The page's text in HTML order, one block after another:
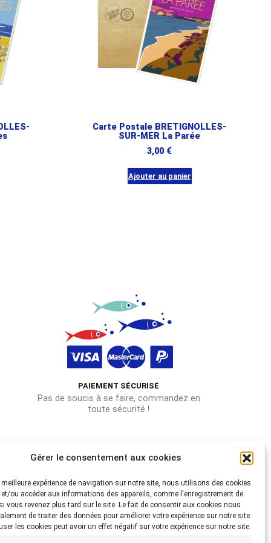
Gérer le consentement aux cookies
expérience de navigation sur notre site, nous utilisons des cookies
ou accéder aux informations des appareils, comme l'enregistrement de
vous revenez plus tard sur le site. Le fait de consentir aux cookies nous
de traiter des données pour améliorer votre expérience sur notre site.
les cookies peut avoir un effet négatif sur votre expérience sur notre site.
Carte Postale BRETIGNOLLES-
SUR-MER La Parée
3,00 €
Ajouter au panier
PAIEMENT SÉCURISÉ
Pas de soucis à se faire, commandez en
toute sécurité !